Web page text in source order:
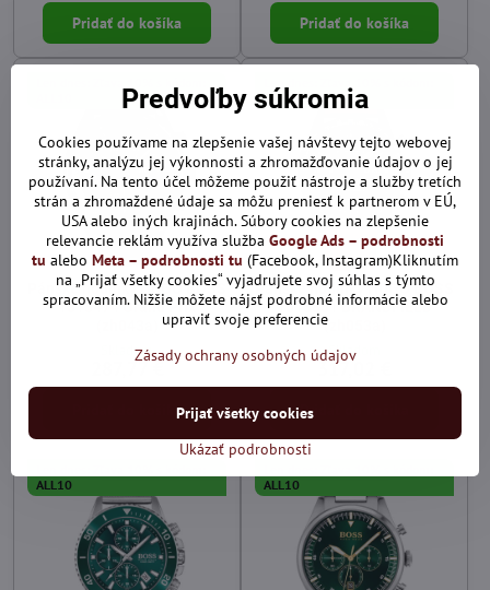
Pridať do košíka Pridať do košíka
Pánske hodinky HUGO BOSS
1513474 Grand Prix
Skladom
287,77 €
Pridať do košíka
ALL10
Pánske hodinky HUGO BOSS
1513851 BRANDFIELD
(zh053a)
Skladom
317,02 €
Pridať do košíka
ALL10
ALL10
Predvoľby súkromia
Cookies používame na zlepšenie vašej návštevy tejto webovej
stránky, analýzu jej výkonnosti a zhromažďovanie údajov o jej
používaní. Na tento účel môžeme použiť nástroje a služby tretích
strán a zhromaždené údaje sa môžu preniesť k partnerom v EÚ,
USA alebo iných krajinách. Súbory cookies na zlepšenie
relevancie reklám využíva služba Google Ads – podrobnosti
tu alebo Meta – podrobnosti tu (Facebook, Instagram)Kliknutím
na „Prijať všetky cookies“ vyjadrujete svoj súhlas s týmto
spracovaním. Nižšie môžete nájsť podrobné informácie alebo
upraviť svoje preferencie
Zásady ochrany osobných údajov
Ukázať podrobnosti
Prijať všetky cookies